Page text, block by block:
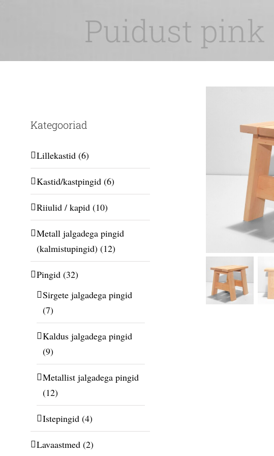
Puidust pink
Kategooriad
Lillekastid (6)
Kastid/kastpingid (6)
Riiulid / kapid (10)
Metall jalgadega pingid
(kalmistupingid) (12)
Pingid (32)
Sirgete jalgadega pingid
(7)
Kaldus jalgadega pingid
(9)
Metallist jalgadega pingid
(12)
Istepingid (4)
Lavaastmed (2)